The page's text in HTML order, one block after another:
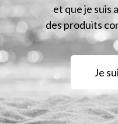
Le e-liquide Fuji
même recette que la
cocktail fruité du
pêche.Ces trois fruits
grâce à la main habile
son laboratoire
compléter cette
et que je suis
des produits
Je